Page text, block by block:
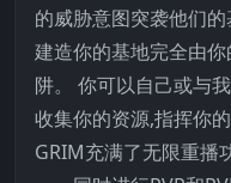
的威胁意图突袭他们的
建造你的基地完全由
阱。 你可以自己或与
收集你的资源,指挥你的
GRIM充满了无限重播